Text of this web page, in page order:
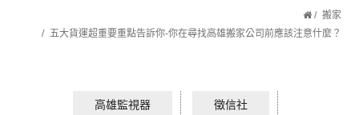
搬家
五大貨運超重要重點告訴你-你在尋找高雄搬家公司前應該注意什麼？
高雄監視器 徵信社